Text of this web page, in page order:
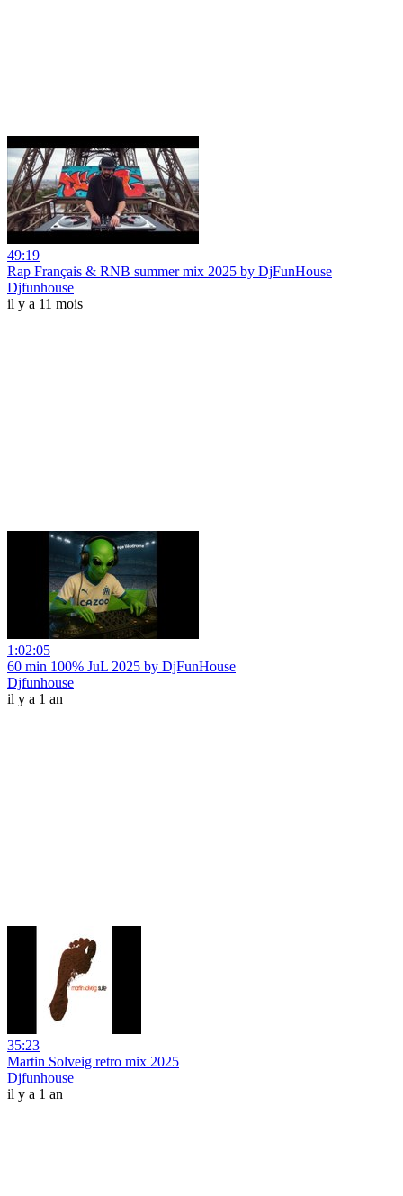
49:19
Rap Français & RNB summer mix 2025 by DjFunHouse
Djfunhouse
il y a 11 mois
1:02:05
60 min 100% JuL 2025 by DjFunHouse
Djfunhouse
il y a 1 an
35:23
Martin Solveig retro mix 2025
Djfunhouse
il y a 1 an